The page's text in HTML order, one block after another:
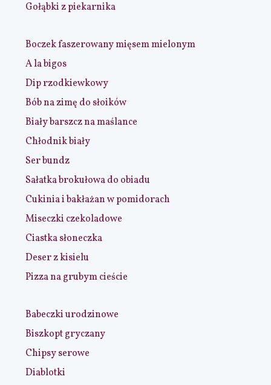
Gołąbki z piekarnika
Boczek faszerowany mięsem mielonym
A la bigos
Dip rzodkiewkowy
Bób na zimę do słoików
Biały barszcz na maślance
Chłodnik biały
Ser bundz
Sałatka brokułowa do obiadu
Cukinia i bakłażan w pomidorach
Miseczki czekoladowe
Ciastka słoneczka
Deser z kisielu
Pizza na grubym cieście
Babeczki urodzinowe
Biszkopt gryczany
Chipsy serowe
Diablotki